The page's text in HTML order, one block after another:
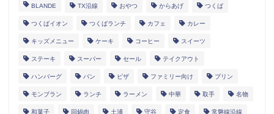
BLANDE TX沿線 おやつ からあげ つくば
つくばイオン つくばランチ カフェ カレー
キッズメニュー ケーキ コーヒー スイーツ
ステーキ スーパー セール テイクアウト
ハンバーグ パン ピザ ファミリー向け プリン
モンブラン ランチ ラーメン 中華 取手 名物
和菓子 回鍋肉 土浦 守谷 定食 常磐線沿線